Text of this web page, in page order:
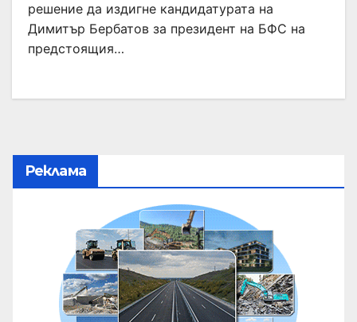
решение да издигне кандидатурата на
Димитър Бербатов за президент на БФС на
предстоящия…
Реклама